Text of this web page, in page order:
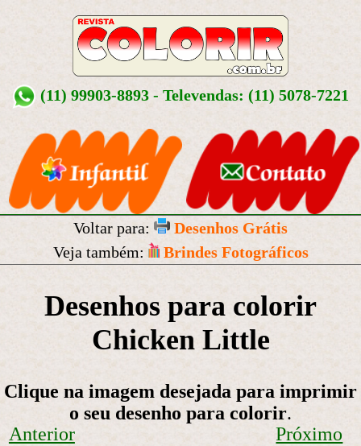
(11) 99903-8893 - Televendas: (11) 5078-7221
Voltar para:
Desenhos Grátis
Veja também:
Brindes Fotográficos
Desenhos para colorir
Chicken Little
Clique na imagem desejada para imprimir
o seu desenho para colorir.
Anterior
Próximo